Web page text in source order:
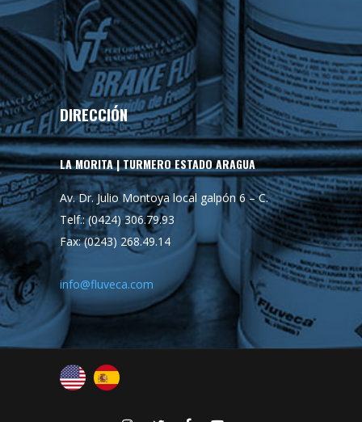
DIRECCIÓN
LA MORITA | TURMERO ESTADO ARAGUA
Av. Dr. Julio Montoya local galpón 6 – C.
Telf.: (0424) 306.79.93
Fax: (0243) 268.49.14
info@fluveca.com